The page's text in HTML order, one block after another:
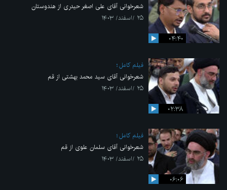
۰۴:۴۰
شعرخوانی آقای علی اصغر حیدری از هندوستان
۲۵ /اسفند/ ۱۴۰۳
۰۲:۳۸
فیلم کامل
شعرخوانی آقای سید محمد بهشتی از قم
۲۵ /اسفند/ ۱۴۰۳
۰۶:۰۶
فیلم کامل
شعرخوانی آقای سلمان علوی از قم
۲۵ /اسفند/ ۱۴۰۳